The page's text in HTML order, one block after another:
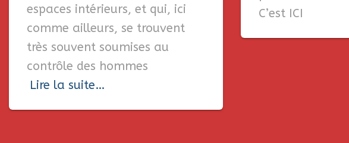
espaces intérieurs, et qui, ici
comme ailleurs, se trouvent
très souvent soumises au
contrôle des hommes
Lire la suite…
C’est ICI